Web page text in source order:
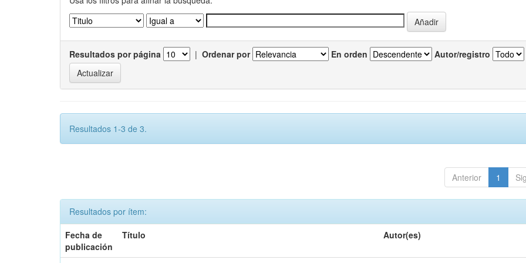
Resultados por página | Ordenar por En orden Autor/registro
Resultados 1-3 de 3.
Anterior 1
Resultados por ítem:
Fecha de
publicación
Título Autor(es)